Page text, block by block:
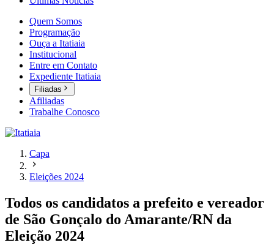
Quem Somos
Programação
Ouça a Itatiaia
Institucional
Entre em Contato
Expediente Itatiaia
Filiadas
Afiliadas
Trabalhe Conosco
Capa
Eleições 2024
Todos os candidatos a prefeito e vereador
de São Gonçalo do Amarante/RN da
Eleição 2024